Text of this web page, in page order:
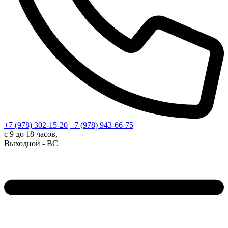
+7 (978) 302-15-20 +7 (978) 943-66-75
с 9 до 18 часов,
Выходной - ВС